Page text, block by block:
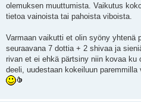
olemuksen muuttumista. Vaikutus
tietoa vainoista tai pahoista viboista.
Varmaan vaikutti et olin syöny yhtenä
seuraavana 7 dottia + 2 shivaa ja
rivan et ei ehkä pärtsiny niin kovaa
deeli, uudestaan kokeiluun paremmilla